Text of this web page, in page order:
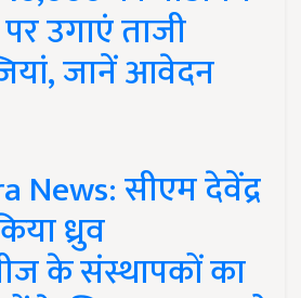
उगाएं ताजी
जानें आवेदन
News: सीएम देवेंद्र
ध्रुव
के संस्थापकों का